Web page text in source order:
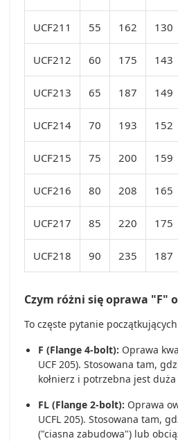
UCF211 55 162 130
UCF212 60 175 143
UCF213 65 187 149
UCF214 70 193 152
UCF215 75 200 159
UCF216 80 208 165
UCF217 85 220 175
UCF218 90 235 187
Czym różni się oprawa "F"
To częste pytanie
F (Flange 4-bolt): Oprawa
UCF 205). Stosowana tam,
kołnierz i potrzebna jest duża
FL (Flange 2-bolt): Oprawa
UCFL 205). Stosowana tam,
("ciasna zabudowa") lub